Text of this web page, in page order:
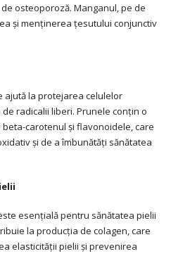
osteoporoză. Manganul, pe de
și menținerea țesutului conjunctiv
ajută la protejarea celulelor
radicalii liberi. Prunele conțin o
carotenul și flavonoidele, care
și de a îmbunătăți sănătatea
esențială pentru sănătatea pielii
la producția de colagen, care
elasticității pielii și prevenirea